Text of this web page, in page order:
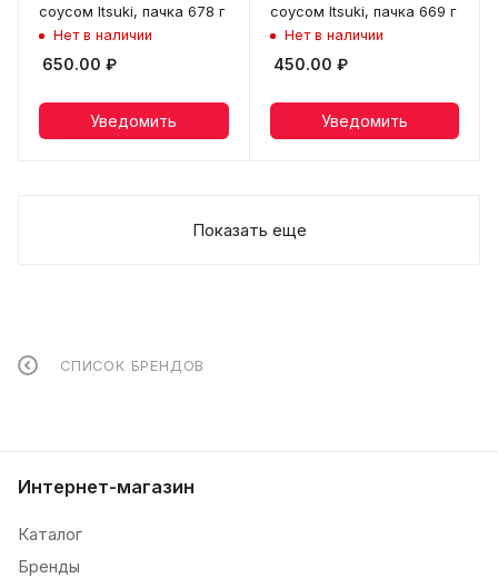
соусом Itsuki, пачка 678 г
Нет в наличии
650.00 ₽
Уведомить
соусом Itsuki, пачка 669 г
Нет в наличии
450.00 ₽
Уведомить
Показать еще
СПИСОК БРЕНДОВ
Интернет-магазин
Каталог
Бренды